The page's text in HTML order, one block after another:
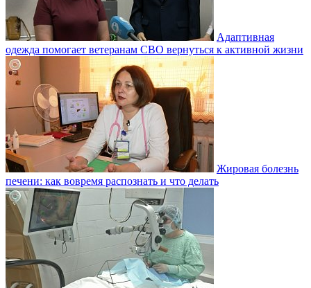
Адаптивная
одежда помогает ветеранам СВО вернуться к активной жизни
Жировая болезнь
печени: как вовремя распознать и что делать